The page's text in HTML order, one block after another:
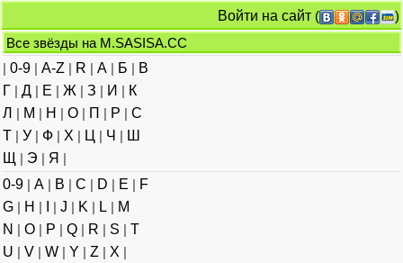
Войти на сайт (
)
Все звёзды на M.SASISA.CC
| 0-9 | A-Z | R | А | Б | В
Г | Д | Е | Ж | З | И | К
Л | М | Н | О | П | Р | С
Т | У | Ф | Х | Ц | Ч | Ш
Щ
| Э | Я |
0-9 | A | B | C | D | E | F
G | H | | J | K | L | M
N | O | P | Q | R | S | T
U | V | W | Y | Z | Х |